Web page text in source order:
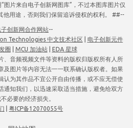
图片来自电子创新网图库”，不过本图库图片仅
他用途，否则我们保留追诉侵权的权利。 ##--
子创新网合作网站--
Technologies 中文技术社区
电子创新元件
圈 MCU 加油站|
EDA 星球
、音频视频文件等资料的版权归版权所有人所
及图片等内容无法一一联系确认版权者。如果
认为其作品不宜公开自由传播，或不应无偿使
通知我们，以迅速采取适当措施，避免给双方
必要的经济损失。
粤ICP备12070055号